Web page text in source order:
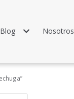
Blog Nosotros